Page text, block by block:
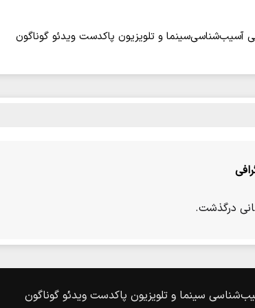
آسیب‌شناسیسینما و تلویزیون پاکدست ویدئو گوناگون
درگذشت.
سینما و تلویزیون پاکدست ویدئو گوناگون